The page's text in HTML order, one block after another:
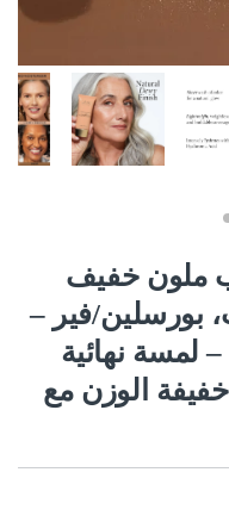
ملون خفيف
بورسلين/فير –
لمسة نهائية
الوزن مع